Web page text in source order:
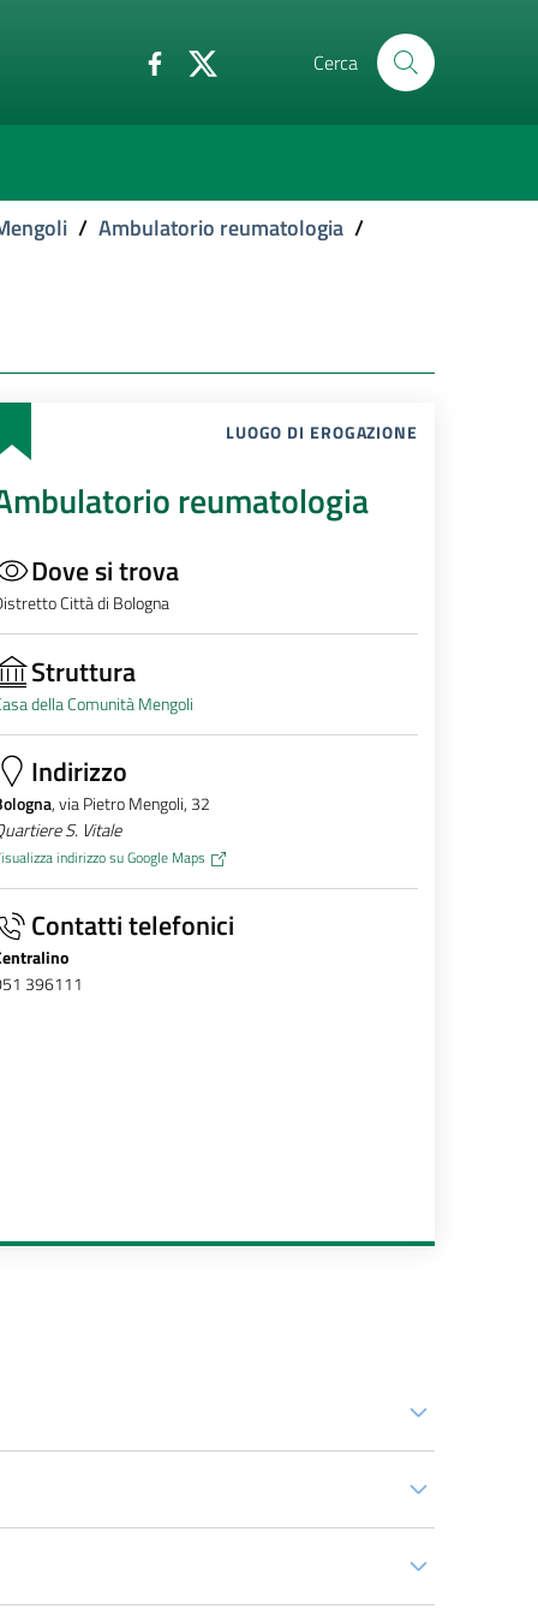
Cerca
/ Ambulatorio reumatologia /
LUOGO DI EROGAZIONE
reumatologia
Dove si trova
Città di Bologna
Struttura
della Comunità Mengoli
Indirizzo
, via Pietro Mengoli, 32
S. Vitale
indirizzo su Google Maps
Contatti telefonici
396111